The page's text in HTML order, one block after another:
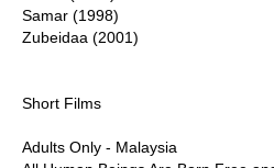
Samar (1998)
Zubeidaa (2001)
Short Films
Adults Only - Malaysia